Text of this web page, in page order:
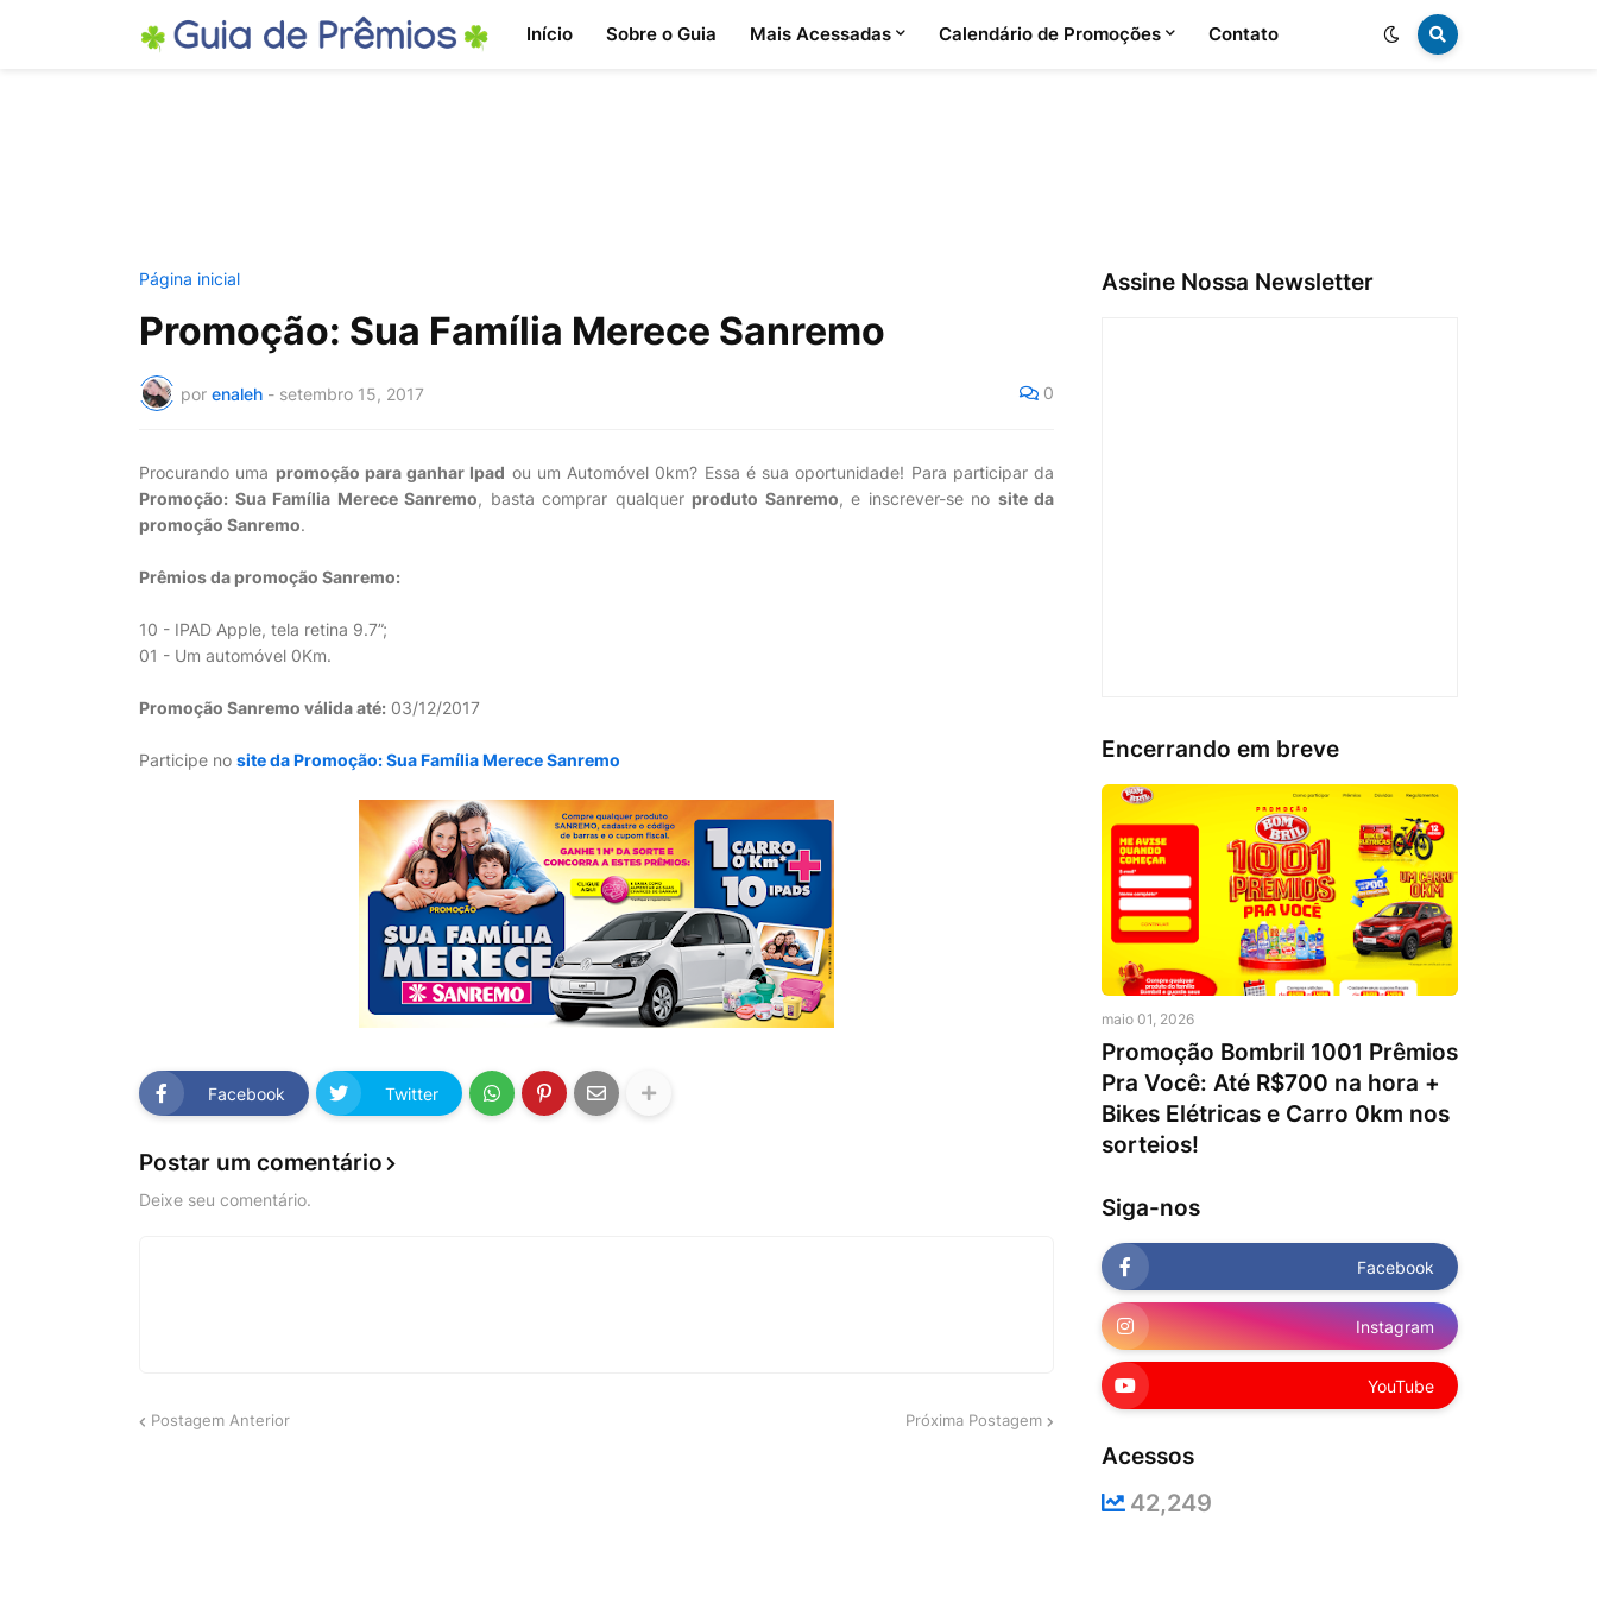
Início Sobre o Guia Mais Acessadas Calendário de Promoções Contato
Página inicial
Promoção: Sua Família Merece Sanremo
por enaleh - setembro 15, 2017 0
Procurando uma promoção para ganhar Ipad ou um Automóvel 0km? Essa é sua oportunidade! Para participar da
Promoção: Sua Família Merece Sanremo, basta comprar qualquer produto Sanremo, e inscrever-se no site da
promoção Sanremo.
Prêmios da promoção Sanremo:
10 - IPAD Apple, tela retina 9.7”;
01 - Um automóvel 0Km.
Promoção Sanremo válida até: 03/12/2017
Participe no site da Promoção: Sua Família Merece Sanremo
Facebook Twitter
Postar um comentário
Deixe seu comentário.
Postagem Anterior Próxima Postagem
Assine Nossa Newsletter
Encerrando em breve
maio 01, 2026
Promoção Bombril 1001 Prêmios
Pra Você: Até R$700 na hora +
Bikes Elétricas e Carro 0km nos
sorteios!
Siga-nos
Facebook
Instagram
YouTube
Acessos
42,249